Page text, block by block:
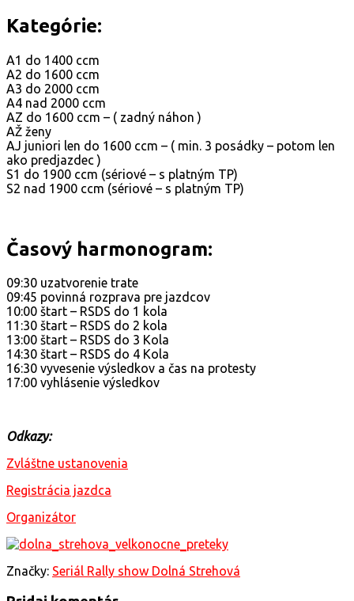
Kategórie:
A1 do 1400 ccm
A2 do 1600 ccm
A3 do 2000 ccm
A4 nad 2000 ccm
AZ do 1600 ccm – ( zadný náhon )
AŽ ženy
AJ juniori len do 1600 ccm – ( min. 3 posádky – potom len
ako predjazdec )
S1 do 1900 ccm (sériové – s platným TP)
S2 nad 1900 ccm (sériové – s platným TP)
Časový harmonogram:
09:30 uzatvorenie trate
09:45 povinná rozprava pre jazdcov
10:00 štart – RSDS do 1 kola
11:30 štart – RSDS do 2 kola
13:00 štart – RSDS do 3 Kola
14:30 štart – RSDS do 4 Kola
16:30 vyvesenie výsledkov a čas na protesty
17:00 vyhlásenie výsledkov
Odkazy:
Zvláštne ustanovenia
Registrácia jazdca
Organizátor
Značky: Seriál Rally show Dolná Strehová